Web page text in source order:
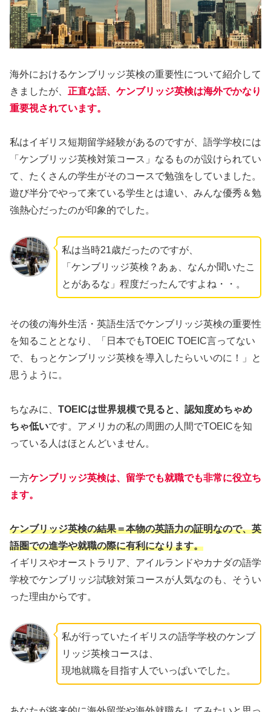
海外におけるケンブリッジ英検の重要性について紹介して
きましたが、 正直な話、ケンブリッジ英検は海外でかなり
重要視されています。
私はイギリス短期留学経験があるのですが、語学学校には
「ケンブリッジ英検対策コース」なるものが設けられてい
て、たくさんの学生がそのコースで勉強をしていました。
遊び半分でやって来ている学生とは違い、みんな優秀＆勉
強熱心だったのが印象的でした。
私は当時21歳だったのですが、
「ケンブリッジ英検？あぁ、なんか聞いたこ
とがあるな」程度だったんですよね・・。
その後の海外生活・英語生活でケンブリッジ英検の重要性
を知ることとなり、「日本でもTOEIC TOEIC言ってない
で、もっとケンブリッジ英検を導入したらいいのに！」と
思うように。
ちなみに、 TOEICは世界規模で見ると、認知度めちゃめ
ちゃ低いです。アメリカの私の周囲の人間でTOEICを知
っている人はほとんどいません。
一方ケンブリッジ英検は、留学でも就職でも非常に役立ち
ます。
ケンブリッジ英検の結果＝本物の英語力の証明なので、英
語圏での進学や就職の際に有利になります。
イギリスやオーストラリア、アイルランドやカナダの語学
学校でケンブリッジ試験対策コースが人気なのも、そうい
った理由からです。
私が行っていたイギリスの語学学校のケンブ
リッジ英検コースは、
現地就職を目指す人でいっぱいでした。